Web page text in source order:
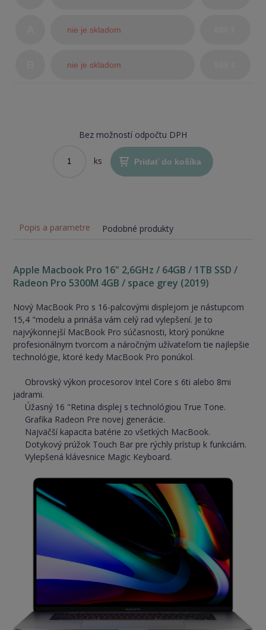
nie je skladom
nie je skladom
Bez možností odpočtu DPH
ks Pridať do košíka
Popis a parametre Podobné produkty
Apple Macbook Pro 16" 2,6GHz / 64GB / 1TB SSD /
Radeon Pro 5300M 4GB / space grey (2019)
Nový MacBook Pro s 16-palcovými displejom je nástupcom
15,4 "modelu a prináša vám celý rad vylepšení. Je to
najvýkonnejší MacBook Pro súčasnosti, ktorý ponúkne
profesionálnym tvorcom a náročným užívateľom tie najlepšie
technológie, ktoré kedy MacBook Pro ponúkol.
Obrovský výkon procesorov Intel Core s 6ti alebo 8mi
jadrami.
Úžasný 16 "Retina displej s technológiou True Tone.
Grafika Radeon Pre novej generácie.
Najväčší kapacita batérie zo všetkých MacBook.
Dotykový prúžok Touch Bar pre rýchly prístup k funkciám.
Vylepšená klávesnice Magic Keyboard.